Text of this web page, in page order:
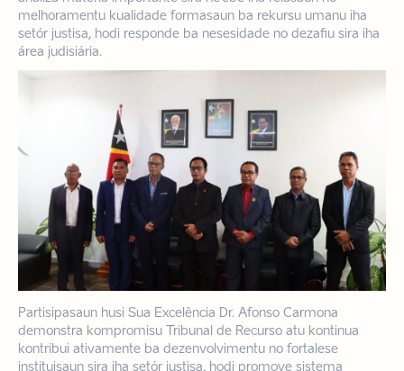
melhoramentu kualidade formasaun ba rekursu umanu iha
setór justisa, hodi responde ba nesesidade no dezafiu sira iha
área judisiária.
Partisipasaun husi Sua Excelência Dr. Afonso Carmona
demonstra kompromisu Tribunal de Recurso atu kontinua
kontribui ativamente ba dezenvolvimentu no fortalese
instituisaun sira iha setór justisa, hodi promove sistema